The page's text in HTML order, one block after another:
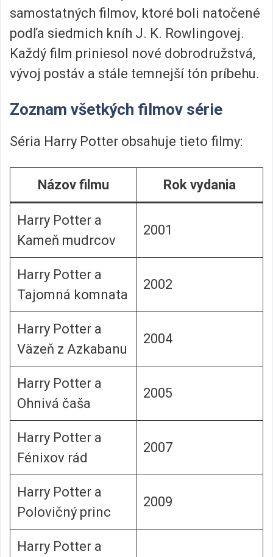
samostatných filmov, ktoré boli natočené
podľa siedmich kníh J. K. Rowlingovej.
Každý film priniesol nové dobrodružstvá,
vývoj postáv a stále temnejší tón príbehu.
Zoznam všetkých filmov série
Séria Harry Potter obsahuje tieto filmy:
Názov filmu Rok vydania
Harry Potter a
Kameň mudrcov
2001
Harry Potter a
Tajomná komnata
2002
Harry Potter a
Väzeň z Azkabanu
2004
Harry Potter a
Ohnivá čaša
2005
Harry Potter a
Fénixov rád
2007
Harry Potter a
Polovičný princ
2009
Harry Potter a